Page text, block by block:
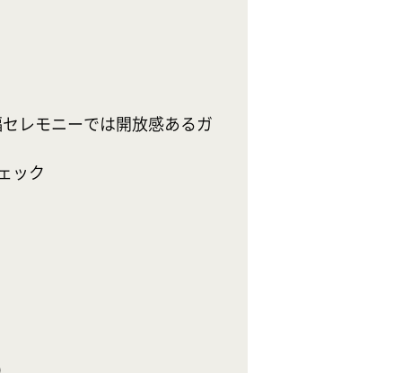
レモニーでは開放感あるガ
ック